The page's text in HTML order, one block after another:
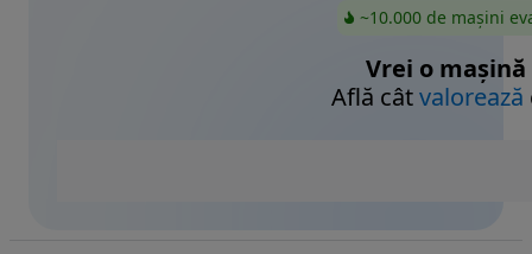
~10.000 de mașini
Vrei o mașină
Află câtvalorează